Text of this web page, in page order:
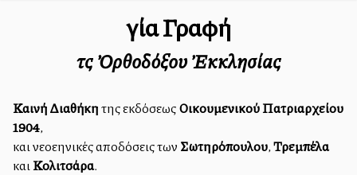
Ἁγία Γραφή
τῆς Ὀρθοδόξου Ἐκκλησίας
Καινή Διαθήκητης εκδόσεωςΟικουμενικού Πατριαρχείου
1904,
και νεοελληνικές αποδόσεις των Σωτηρόπουλου,Τρεμπέλα
καιΚολιτσάρα.